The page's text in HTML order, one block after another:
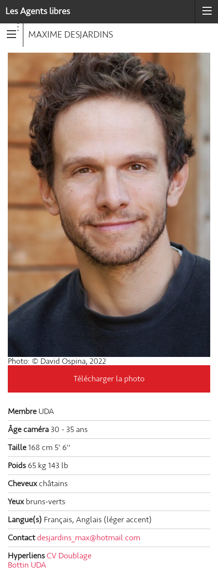
Les Agents libres
MAXIME DESJARDINS
Photo: © David Ospina, 2022
Télécharger la photo
Membre UDA
Âge caméra 30 - 35 ans
Taille168 cm 5' 6''
Poids 65 kg143 lb
Cheveuxchâtains
Yeux bruns-verts
Langue(s) Français, Anglais (léger accent)
Contactdesjardins_max@hotmail.com
HyperliensCV Doublage
Bottin UDA